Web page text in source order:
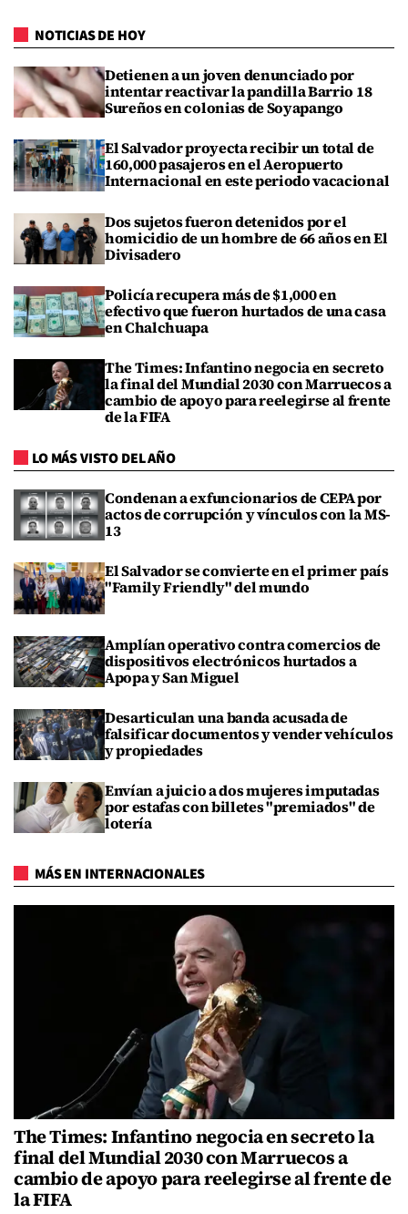
NOTICIAS DE HOY
Detienen a un joven denunciado por
intentar reactivar la pandilla Barrio 18
Sureños en colonias de Soyapango
El Salvador proyecta recibir un total de
160,000 pasajeros en el Aeropuerto
Internacional en este periodo vacacional
Dos sujetos fueron detenidos por el
homicidio de un hombre de 66 años en El
Divisadero
Policía recupera más de $1,000 en
efectivo que fueron hurtados de una casa
en Chalchuapa
The Times: Infantino negocia en secreto
la final del Mundial 2030 con Marruecos a
cambio de apoyo para reelegirse al frente
de la FIFA
LO MÁS VISTO DEL AÑO
Condenan a exfuncionarios de CEPA por
actos de corrupción y vínculos con la MS-
13
El Salvador se convierte en el primer país
"Family Friendly" del mundo
Amplían operativo contra comercios de
dispositivos electrónicos hurtados a
Apopa y San Miguel
Desarticulan una banda acusada de
falsificar documentos y vender vehículos
y propiedades
Envían a juicio a dos mujeres imputadas
por estafas con billetes "premiados" de
lotería
MÁS EN INTERNACIONALES
The Times: Infantino negocia en secreto la
final del Mundial 2030 con Marruecos a
cambio de apoyo para reelegirse al frente de
la FIFA